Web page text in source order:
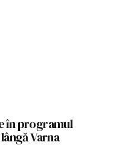
în programul
Varna